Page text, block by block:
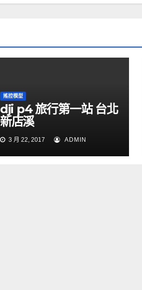
搖控模型
dji p4 旅行第一站 台北
新店溪
3 月 22, 2017 ADMIN